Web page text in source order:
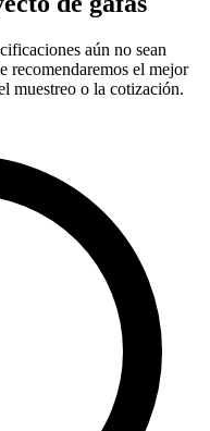
aún no sean
recomendaremos el mejor
muestreo o la cotización.